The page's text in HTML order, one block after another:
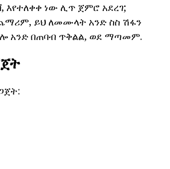
እየተለቀቀ ነው ሊጥ ጀምሮ አደረገ;
ይህ ለመሙላት አንድ ስስ ሽፋን
አንድ በጠባብ ጥቅልል, ወደ ማጣመም.